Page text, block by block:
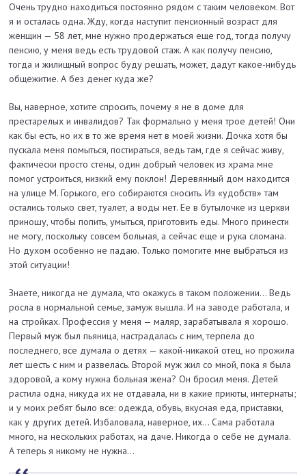
Очень трудно находиться постоянно рядом с таким человеком. Вот
я и осталась одна. Жду, когда наступит пенсионный возраст для
женщин — 58 лет, мне нужно продержаться еще год, тогда получу
пенсию, у меня ведь есть трудовой стаж. А как получу пенсию,
тогда и жилищный вопрос буду решать, может, дадут какое-нибудь
общежитие. А без денег куда же?
Вы, наверное, хотите спросить, почему я не в доме для
престарелых и инвалидов? Так формально у меня трое детей! Они
как бы есть, но их в то же время нет в моей жизни. Дочка хотя бы
пускала меня помыться, постираться, ведь там, где я сейчас живу,
фактически просто стены, один добрый человек из храма мне
помог устроиться, низкий ему поклон! Деревянный дом находится
на улице М. Горького, его собираются сносить. Из «удобств» там
остались только свет, туалет, а воды нет. Ее в бутылочке из церкви
приношу, чтобы попить, умыться, приготовить еды. Много принести
не могу, поскольку совсем больная, а сейчас еще и рука сломана.
Но духом особенно не падаю. Только помогите мне выбраться из
этой ситуации!
Знаете, никогда не думала, что окажусь в таком положении... Ведь
росла в нормальной семье, замуж вышла. И на заводе работала, и
на стройках. Профессия у меня — маляр, зарабатывала я хорошо.
Первый муж был пьяница, настрадалась с ним, терпела до
последнего, все думала о детях — какой-никакой отец, но прожила
лет шесть с ним и развелась. Второй муж жил со мной, пока я была
здоровой, а кому нужна больная жена? Он бросил меня. Детей
растила одна, никуда их не отдавала, ни в какие приюты, интернаты;
и у моих ребят было все: одежда, обувь, вкусная еда, приставки,
как у других детей. Избаловала, наверное, их... Сама работала
много, на нескольких работах, на даче. Никогда о себе не думала.
А теперь я никому не нужна...